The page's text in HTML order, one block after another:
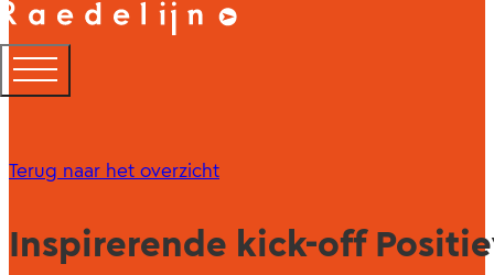
Terug naar het overzicht
Inspirerende kick-off